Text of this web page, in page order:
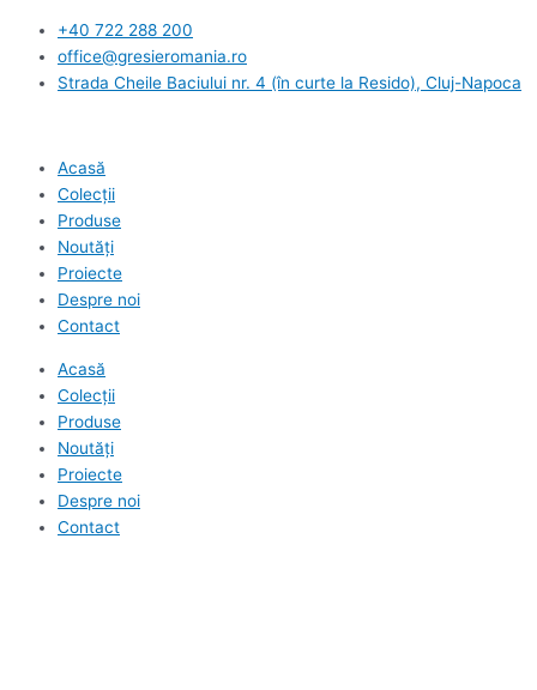
content
+40 722 288 200
office@gresieromania.ro
Strada Cheile Baciului nr. 4 (în curte la Resido), Cluj-Napoca
Acasă
Colecții
Produse
Noutăți
Proiecte
Despre noi
Contact
Acasă
Colecții
Produse
Noutăți
Proiecte
Despre noi
Contact